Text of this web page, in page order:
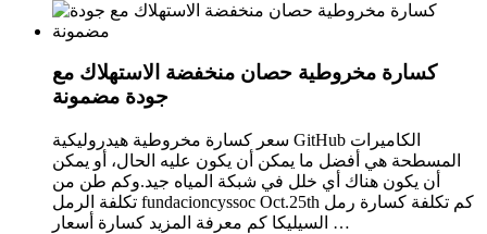
كسارة مخروطية حصان منخفضة الاستهلاك مع
جودة مضمونة
سعر كسارة مخروطية هيدروليكية GitHub الكاميرات
المسطحة هي أفضل ما يمكن أن يكون عليه الحال، أو يمكن
أن يكون هناك أي خلل في شبكة المياه جيد.وكم طن من
تكلفة الرمل fundacioncyssoc Oct.25th كم تكلفة كسارة رمل
السيليكا كم معرفة المزيد كسارة أسعار …